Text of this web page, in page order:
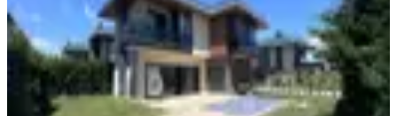
26.500.000 ₺
Remax EvrenselHATUN BİÇERLER